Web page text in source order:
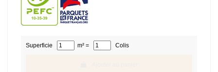
Superficie m² = Colis